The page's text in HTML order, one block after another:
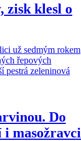
zisk klesl o
Do
i masožravci